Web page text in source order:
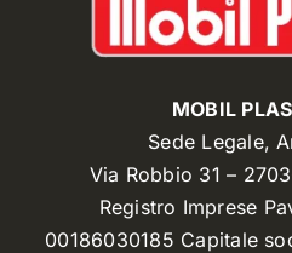
MOBIL
Sede Legale,
Via Robbio 31 –
Registro Imprese
00186030185 Capitale